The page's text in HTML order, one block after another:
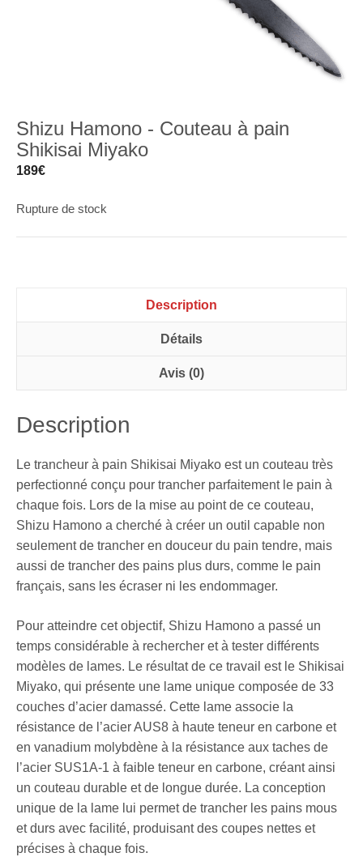
Shizu Hamono - Couteau à pain
Shikisai Miyako
189€
Rupture de stock
Description
Détails
Avis (0)
Description
Le trancheur à pain Shikisai Miyako est un couteau très
perfectionné conçu pour trancher parfaitement le pain à
chaque fois. Lors de la mise au point de ce couteau,
Shizu Hamono a cherché à créer un outil capable non
seulement de trancher en douceur du pain tendre, mais
aussi de trancher des pains plus durs, comme le pain
français, sans les écraser ni les endommager.
Pour atteindre cet objectif, Shizu Hamono a passé un
temps considérable à rechercher et à tester différents
modèles de lames. Le résultat de ce travail est le Shikisai
Miyako, qui présente une lame unique composée de 33
couches d’acier damassé. Cette lame associe la
résistance de l’acier AUS8 à haute teneur en carbone et
en vanadium molybdène à la résistance aux taches de
l’acier SUS1A-1 à faible teneur en carbone, créant ainsi
un couteau durable et de longue durée. La conception
unique de la lame lui permet de trancher les pains mous
et durs avec facilité, produisant des coupes nettes et
précises à chaque fois.